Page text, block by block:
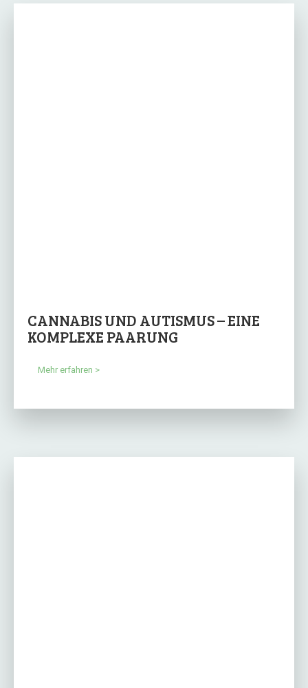
CANNABIS UND AUTISMUS – EINE
KOMPLEXE PAARUNG
Mehr erfahren >